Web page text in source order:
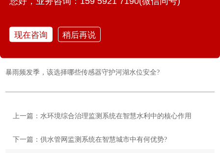
综合管廊监测系统的组成与应用
暴雨频发季，该选择哪些传感器守护河湖水位安全?
上一篇：水环境综合治理监测系统在智慧水利中的核心作用
下一篇：供水管网监测系统在智慧城市中有何优势?
现在咨询 稍后再说